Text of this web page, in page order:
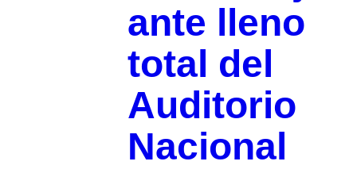
ante lleno
total del
Auditorio
Nacional